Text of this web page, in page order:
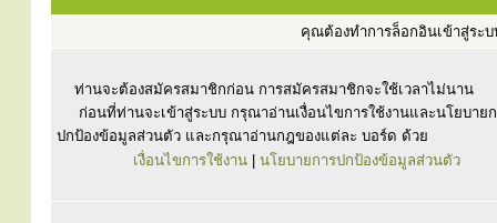
คุณต้องทำการล็อกอินเข้าสู่ระ
ท่านจะต้องสมัครสมาชิกก่อน การสมัครสมาชิกจะใช้เวลาไม่นาน
ก่อนที่ท่านจะเข้าสู่ระบบ กรุณาอ่านเงื่อนไขการใช้งานและนโยบาย
ปกป้องข้อมูลส่วนตัว และกรุณาอ่านกฎของแต่ละ บอร์ด ด้วย
เงื่อนไขการใช้งาน
นโยบายการปกป้องข้อมูลส่วนตัว